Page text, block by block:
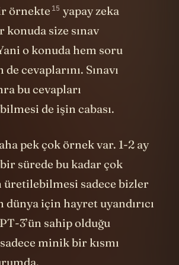
o konuda hem soru
cevaplarını. Sınavı
bu cevapları
de işin cabası.
pek çok örnek var. 1-2 ay
üretilebilmesi sadece bizler
için hayret uyandırıcı
3’ün sahip olduğu
minik bir kısmı
GPT-3 dediğimiz şey?